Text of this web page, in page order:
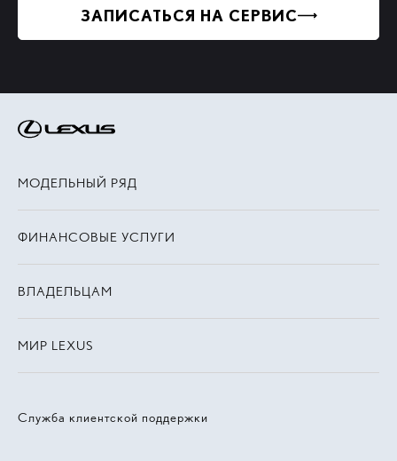
ЗАПИСАТЬСЯ НА СЕРВИС
Служба клиентской поддержки
МОДЕЛЬНЫЙ РЯД
ФИНАНСОВЫЕ УСЛУГИ
ВЛАДЕЛЬЦАМ
МИР LEXUS